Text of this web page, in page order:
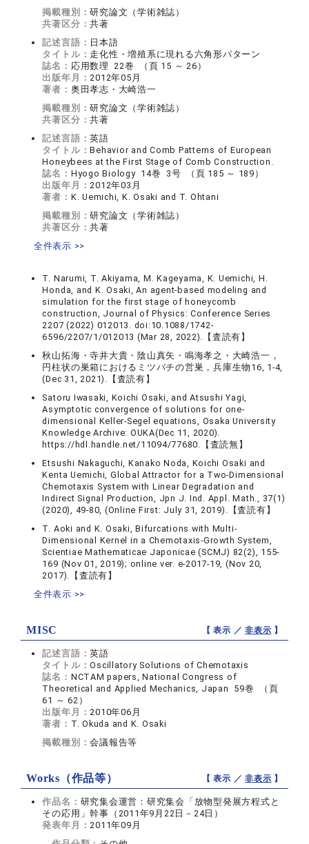
掲載種別：研究論文（学術雑誌）
共著区分：共著
記述言語： 日本語
タイトル： 走化性・増殖系に現れる六角形パターン
誌名： 応用数理 22巻 （頁 15 ～ 26）
出版年月：2012年05月
著者： 奥田孝志・大崎浩一
掲載種別：研究論文（学術雑誌）
共著区分：共著
記述言語：英語
タイトル：Behavior and Comb Patterns of European
Honeybees at the First Stage of Comb Construction.
誌名： Hyogo Biology 14巻 3号 （頁 185 ～ 189）
出版年月：2012年03月
著者： K. Uemichi, K. Osaki and T. Ohtani
掲載種別：研究論文（学術雑誌）
共著区分：共著
全件表示 >>
T. Narumi, T. Akiyama, M. Kageyama, K. Uemichi, H.
Honda, and K. Osaki, An agent-based modeling and
simulation for the first stage of honeycomb
construction, Journal of Physics: Conference Series
2207 (2022) 012013. doi:10.1088/1742-
6596/2207/1/012013 (Mar 28, 2022).【査読有】
秋山拓海・寺井大貴・陰山真矢・鳴海孝之・大崎浩一，
円柱状の巣箱におけるミツバチの営巣，兵庫生物16, 1-4,
(Dec 31, 2021).【査読有】
Satoru Iwasaki, Koichi Osaki, and Atsushi Yagi,
Asymptotic convergence of solutions for one-
dimensional Keller-Segel equations, Osaka University
Knowledge Archive: OUKA(Dec 11, 2020).
https://hdl.handle.net/11094/77680.【査読無】
Etsushi Nakaguchi, Kanako Noda, Koichi Osaki and
Kenta Uemichi, Global Attractor for a Two-Dimensional
Chemotaxis System with Linear Degradation and
Indirect Signal Production, Jpn J. Ind. Appl. Math., 37(1)
(2020), 49-80, (Online First: July 31, 2019).【査読有】
T. Aoki and K. Osaki, Bifurcations with Multi-
Dimensional Kernel in a Chemotaxis-Growth System,
Scientiae Mathematicae Japonicae (SCMJ) 82(2), 155-
169 (Nov 01, 2019); online ver. e-2017-19, (Nov 20,
2017).【査読有】
全件表示 >>
MISC 【 表示 ／非表示 】
記述言語：英語
タイトル：Oscillatory Solutions of Chemotaxis
誌名： NCTAM papers, National Congress of
Theoretical and Applied Mechanics, Japan 59巻 （頁
61 ～ 62）
出版年月：2010年06月
著者： T. Okuda and K. Osaki
掲載種別：会議報告等
Works（作品等） 【 表示 ／非表示 】
作品名： 研究集会運営：研究集会「放物型発展方程式と
その応用」幹事（2011年9月22日－24日）
発表年月：2011年09月